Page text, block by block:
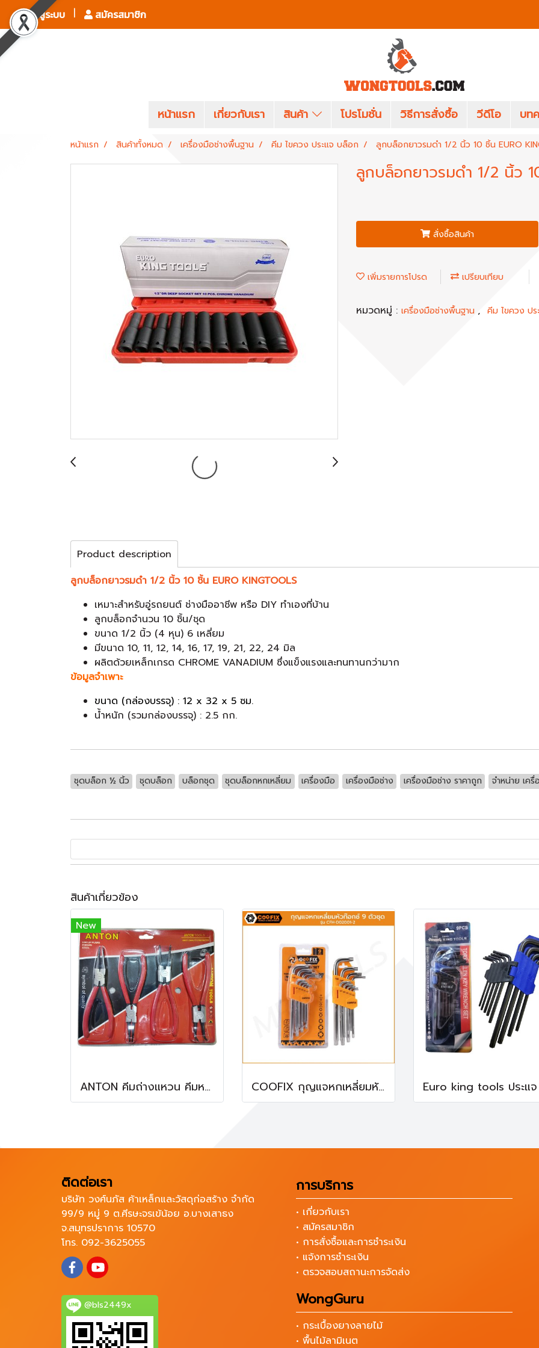
เข้าสู่ระบบ สมัครสมาชิก
หน้าแรก เกี่ยวกับเรา สินค้า โปรโมชั่น วิธีการสั่งซื้อ วีดีโอ บท
หน้าแรก สินค้าทั้งหมด เครื่องมือช่างพื้นฐาน คีม ไขควง ประแจ บล็อก ลูกบล็อกยาวรมดำ 1/2 นิ้ว 10 ชิ้น EURO
ลูกบล็อกยาวรมดำ 1/2 นิ้ว
สั่งซื้อสินค้า
เพิ่มรายการโปรด เปรียบเทียบ
หมวดหมู่ : เครื่องมือช่างพื้นฐาน , คีม ไขควง ป
Product description
ลูกบล็อกยาวรมดำ 1/2 นิ้ว 10 ชิ้น EURO KINGTOOLS
เหมาะสำหรับอู่รถยนต์ ช่างมืออาชีพ หรือ DIY ทำเองที่บ้าน
ลูกบล็อกจำนวน 10 ชิ้น/ชุด
ขนาด 1/2 นิ้ว (4 หุน) 6 เหลี่ยม
มีขนาด 10, 11, 12, 14, 16, 17, 19, 21, 22, 24 มิล
ผลิตด้วยเหล็กเกรด CHROME VANADIUM ซึ่งแข็งแรงและทนทานกว่ามาก
ข้อมูลจำเพาะ
ขนาด (กล่องบรรจุ) : 12 x 32 x 5 ซม.
น้ำหนัก (รวมกล่องบรรจุ) : 2.5 กก.
ชุดบล็อก ½ นิ้ว ชุดบล็อก บล็อกชุด ชุดบล็อกหกเหลี่ยม เครื่องมือ เครื่องมือช่าง เครื่องมือช่าง ราคาถูก จำหน่าย เค
สินค้าเกี่ยวข้อง
New
ANTON คีมถ่างแหวน คีมหนีบ คีมถ่าง 7 นิ้ว 4 ชิ้น AT-2807 COOFIX กุญแจหกเหลี่ยมหัวท๊อกซ์ 9 ตัวชุด รุ่น CFH-D02001-2
ติดต่อเรา
บริษัท วงศ์นภัส ค้าเหล็กและวัสดุก่อสร้าง จำกัด
99/9 หมู่ 9 ต.ศีรษะจรเข้น้อย อ.บางเสาธง
จ.สมุทรปราการ 10570
โทร. 092-3625055
@bls2449x
การบริการ
• เกี่ยวกับเรา
• สมัครสมาชิก
• การสั่งซื้อและการชำระเงิน
• แจ้งการชำระเงิน
• ตรวจสอบสถานะการจัดส่ง
WongGuru
• กระเบื้องยางลายไม้
• พื้นไม้ลามิเนต